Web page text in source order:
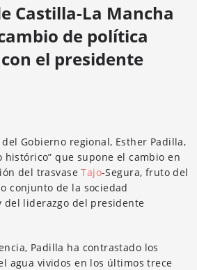
Castilla-La Mancha
de política
el presidente
Gobierno regional, Esther Padilla,
histórico” que supone el cambio en
del trasvaseTajo-Segura, fruto del
conjunto de la sociedad
del liderazgo del presidente
Padilla ha contrastado los
agua vividos en los últimos trece